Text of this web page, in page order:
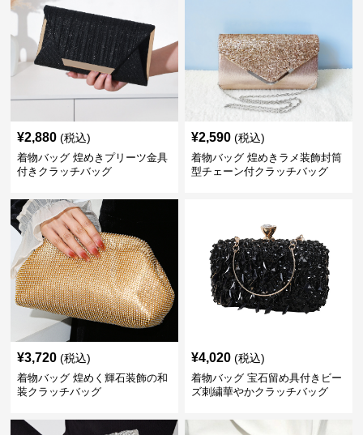
¥2,880 (税込)
着物バッグ 煌めきプリーツ金具
付きクラッチバッグ
¥2,590 (税込)
着物バッグ 煌めきラメ装飾封筒
型チェーン付クラッチバッグ
¥3,720 (税込)
着物バッグ 煌めく輝石装飾の和
装クラッチバッグ
¥4,020 (税込)
着物バッグ 宝石留め具付きビー
ズ刺繍華やかクラッチバッグ